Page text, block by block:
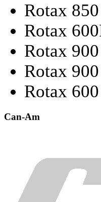
Rotax
Rotax
Rotax
Rotax
Rotax
Can-Am